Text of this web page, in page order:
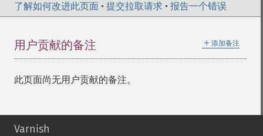
了解如何改进此页面 • 提交拉取请求 • 报告一个错误
＋ 添加备注
用户贡献的备注
此页面尚无用户贡献的备注。
Varnish